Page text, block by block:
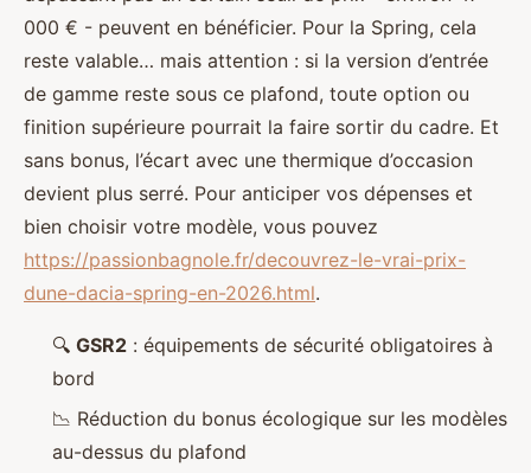
000 € - peuvent en bénéficier. Pour la Spring, cela
reste valable… mais attention : si la version d’entrée
de gamme reste sous ce plafond, toute option ou
finition supérieure pourrait la faire sortir du cadre. Et
sans bonus, l’écart avec une thermique d’occasion
devient plus serré. Pour anticiper vos dépenses et
bien choisir votre modèle, vous pouvez
https://passionbagnole.fr/decouvrez-le-vrai-prix-
dune-dacia-spring-en-2026.html.
🔍 GSR2 : équipements de sécurité obligatoires à
bord
📉 Réduction du bonus écologique sur les modèles
au-dessus du plafond